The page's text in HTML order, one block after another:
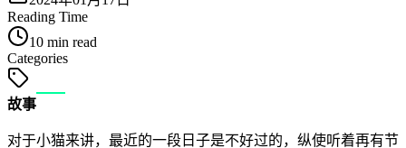
Reading Time
10 min read
Categories
故事
对于小猫来讲，最近的一段日子是不好过的，纵使听着再有节